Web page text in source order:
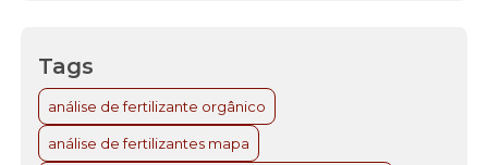
Tags
análise de fertilizante orgânico
análise de fertilizantes mapa